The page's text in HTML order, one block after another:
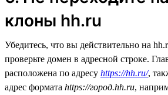
клоны hh.ru
Убедитесь, что вы действительно на
проверьте домен в адресной строке.
расположена по адресу https://hh.ru/,
адрес формата https://город.hh.ru,